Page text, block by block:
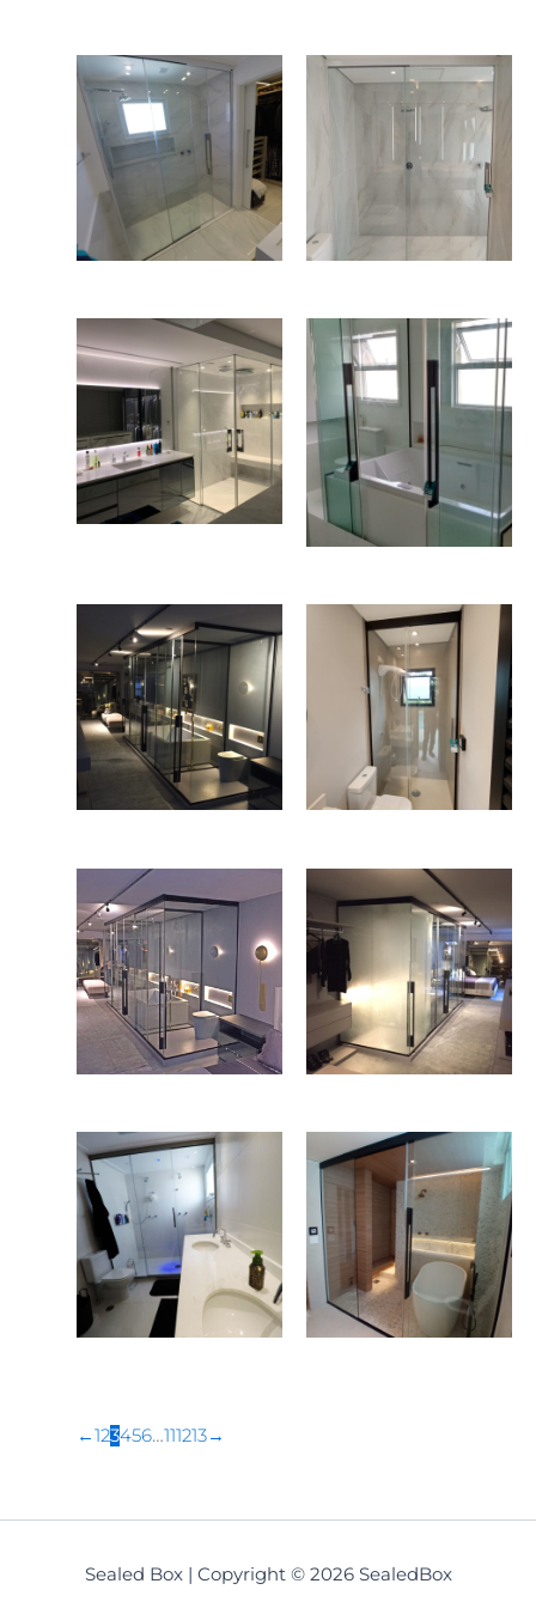
←123456…111213→
Sealed Box | Copyright © 2026 SealedBox